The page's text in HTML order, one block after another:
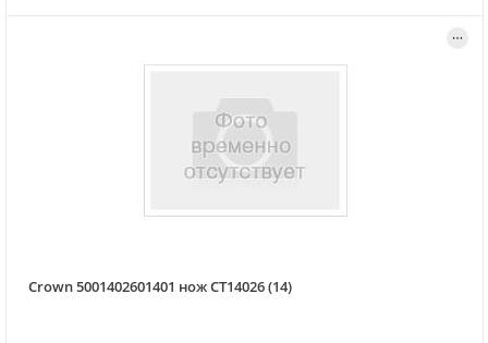
Crown 5001402601401 нож CT14026 (14)